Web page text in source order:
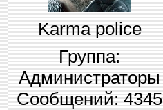
Karma police
Группа:
Администраторы
Сообщений:4345